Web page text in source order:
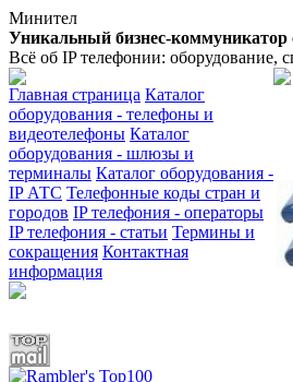
Минител
Уникальный бизнес-коммуникатор
Всё об IP телефонии: оборудование,
Главная страница Каталог
оборудования - телефоны и
видеотелефоны Каталог
оборудования - шлюзы и
терминалы Каталог оборудования -
IP АТС Телефонные коды стран и
городов IP телефония - операторы
IP телефония - статьи Термины и
сокращения Контактная
информация